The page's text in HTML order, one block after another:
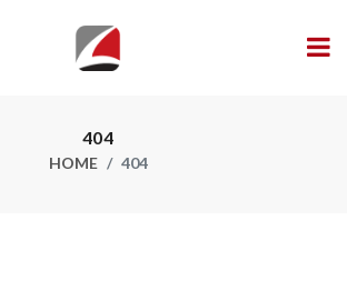
404
HOME 404